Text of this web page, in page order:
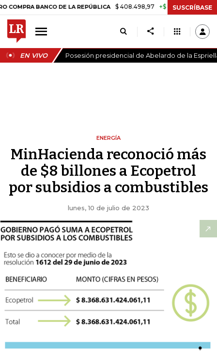
BANCO DE LA REPÚBLICA $ 408.498,97 +$ 8.753,81 +2,19%
SUSCRÍBASE
EN VIVO Posesión presidencial de Abelardo de la
ENERGÍA
MinHacienda reconoció más
de $8 billones a Ecopetrol
por subsidios a combustibles
lunes, 10 de julio de 2023